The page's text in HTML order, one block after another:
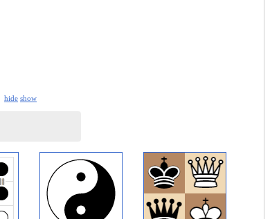
hide show